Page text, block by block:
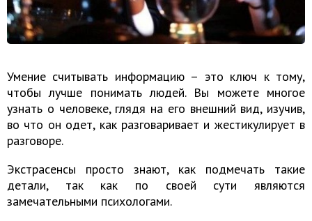
Умение считывать информацию – это ключ к тому,
чтобы лучше понимать людей. Вы можете многое
узнать о человеке, глядя на его внешний вид, изучив,
во что он одет, как разговаривает и жестикулирует в
разговоре.
Экстрасенсы просто знают, как подмечать такие
детали, так как по своей сути являются
замечательными психологами.